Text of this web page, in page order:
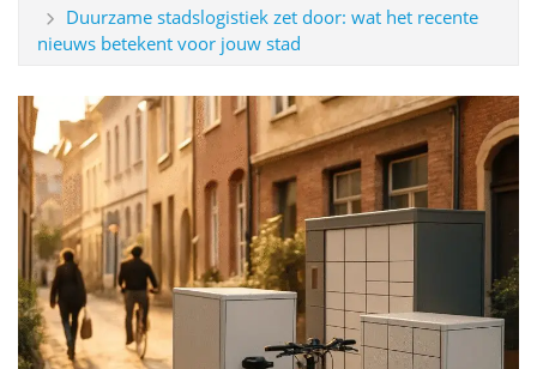
Duurzame stadslogistiek zet door: wat het recente
nieuws betekent voor jouw stad